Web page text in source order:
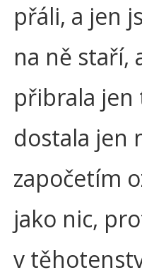
přáli, a jen
na ně staří,
přibrala jen
dostala jen
započetím
jako nic,
v